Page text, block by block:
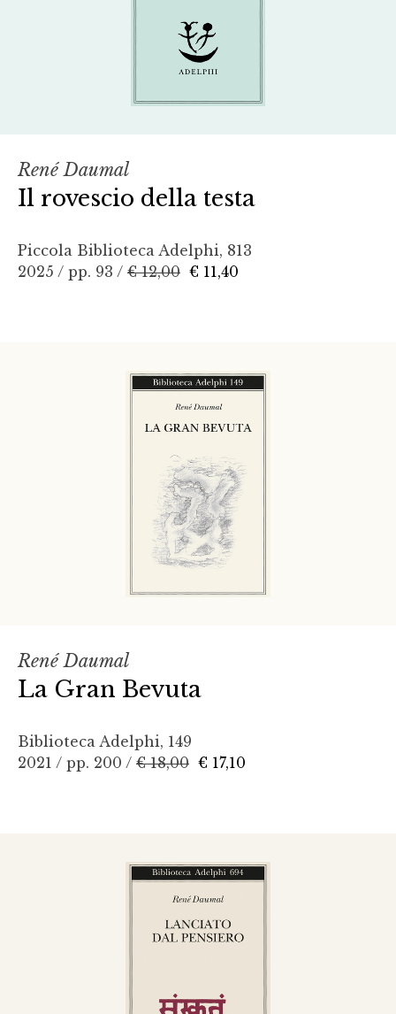
René Daumal
Il rovescio della testa
Piccola Biblioteca Adelphi, 813
2025 / pp. 93 / € 12,00 € 11,40
René Daumal
La Gran Bevuta
Biblioteca Adelphi, 149
2021 / pp. 200 / € 18,00 € 17,10